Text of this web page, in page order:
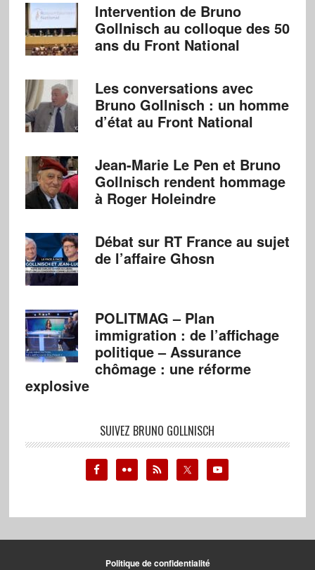
Intervention de Bruno
Gollnisch au colloque des 50
ans du Front National
Les conversations avec
Bruno Gollnisch : un homme
d’état au Front National
Jean-Marie Le Pen et Bruno
Gollnisch rendent hommage
à Roger Holeindre
Débat sur RT France au sujet
de l’affaire Ghosn
POLITMAG – Plan
immigration : de l’affichage
politique – Assurance
chômage : une réforme
explosive
SUIVEZ BRUNO GOLLNISCH
Politique de confidentialité